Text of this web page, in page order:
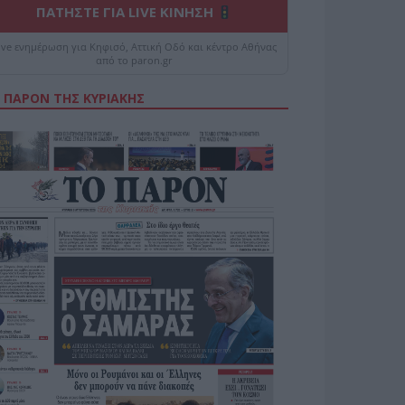
ΠΑΤΗΣΤΕ ΓΙΑ LIVE ΚΙΝΗΣΗ
ενημέρωση για Κηφισό, Αττική Οδό και κέντρο Αθήνας
από το paron.gr
ΤΗΣ ΚΥΡΙΑΚΗΣ